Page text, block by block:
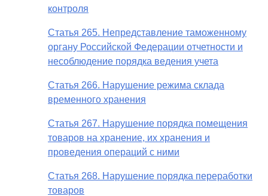
контроля
Статья 265. Непредставление таможенному
органу Российской Федерации отчетности и
несоблюдение порядка ведения учета
Статья 266. Нарушение режима склада
временного хранения
Статья 267. Нарушение порядка помещения
товаров на хранение, их хранения и
проведения операций с ними
Статья 268. Нарушение порядка переработки
товаров